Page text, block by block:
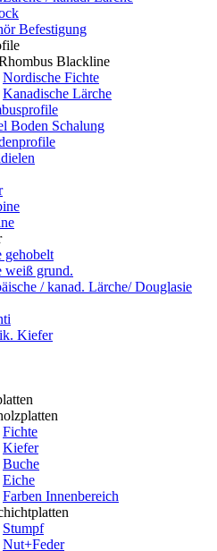
Befestigung
Blackline
Nordische Fichte
Kanadische Lärche
Boden Schalung
gehobelt
weiß grund.
/ kanad. Lärche/ Douglasie
Kiefer
Fichte
Kiefer
Buche
Eiche
Farben Innenbereich
Stumpf
Nut+Feder